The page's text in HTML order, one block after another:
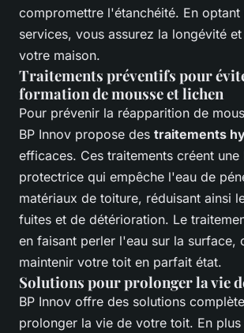
compromettre l'étanchéité. En
services, vous assurez la longévité
votre maison.
Traitements préventifs pour
formation de mousse et lichen
Pour prévenir la réapparition de
BP Innov propose des traitements
efficaces. Ces traitements créent une
protectrice qui empêche l'eau de
matériaux de toiture, réduisant ainsi
fuites et de détérioration. Le
en faisant perler l'eau sur la surface,
maintenir votre toit en parfait état.
Solutions pour prolonger la vie
BP Innov offre des solutions
prolonger la vie de votre toit. En